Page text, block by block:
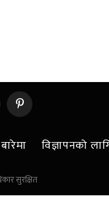
Pinterest
बारेमा विज्ञापनको
सुरक्षित